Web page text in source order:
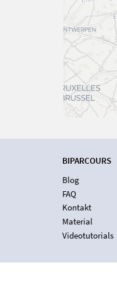
BIPARCOURS
Blog
FAQ
Kontakt
Material
Videotutorials